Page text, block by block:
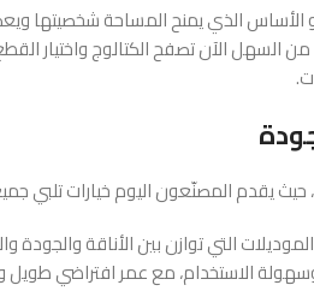
الذي يمنح المساحة شخصيتها
السهل الآن تصفح الكتالوج واختيار
يقدم المصنّعون اليوم خيارات تلبي
التي توازن بين الأناقة
وسهولة الاستخدام، مع عمر افتراضي